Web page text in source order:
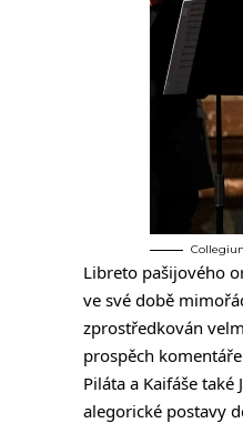
Libreto pašijového
ve své době
zprostředkován
prospěch
Piláta a Kaifáše
alegorické postavy